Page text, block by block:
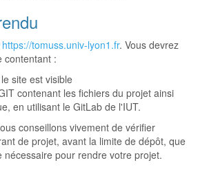
https://tomuss.univ-lyon1.fr. Vous devrez
contentant :
site est visible
contenant les fichiers du projet ainsi
en utilisant le GitLab de l'IUT.
conseillons vivement de vérifier
de projet, avant la limite de dépôt, que
nécessaire pour rendre votre projet.